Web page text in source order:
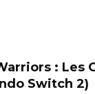
: Les
Switch 2)